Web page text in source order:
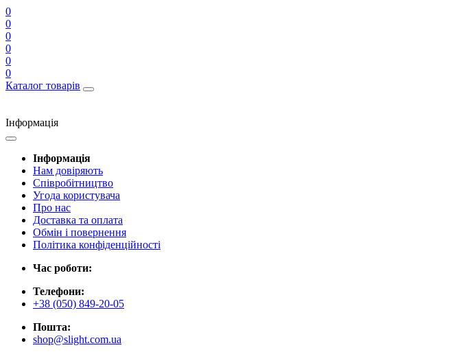
0
0
0
0
0
0
Каталог товарів
Інформація
Інформація
Нам довіряють
Співробітництво
Угода користувача
Про нас
Доставка та оплата
Обмін і повернення
Політика конфіденційності
Час роботи:
Телефони:
+38 (050) 849-20-05
Пошта:
shop@slight.com.ua